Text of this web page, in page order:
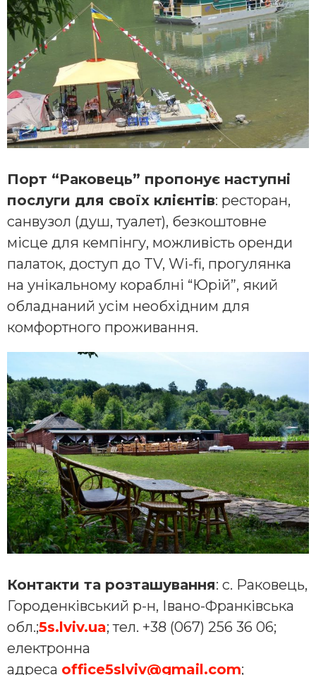
Порт “Раковець” пропонує наступні
послуги для своїх клієнтів: ресторан,
санвузол (душ, туалет), безкоштовне
місце для кемпінгу, можливість оренди
палаток, доступ до TV, Wi-fi, прогулянка
на унікальному кораблні “Юрій”, який
обладнаний усім необхідним для
комфортного проживання.
Контакти та розташування: с. Раковець,
Городенківський р-н, Івано-Франківська
обл.;5s.lviv.ua; тел. +38 (067) 256 36 06;
електронна
адреса office5slviv@gmail.com;